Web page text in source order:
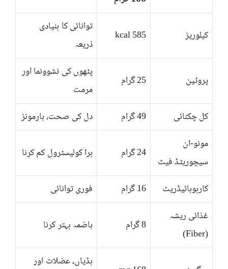
کیلوریز 585 kcal
توانائی کا بنیادی
ذریعہ
پروٹین 25 گرام
پٹھوں کی نشوونما اور
مرمت
کل چکنائی
49 گرام
دل کی صحت، ہارمونز
مونو-ان
سیچوریٹڈ فیٹ
24 گرام برا کولیسٹرول کم کرنا
کاربوہائیڈریٹ 16 گرام
فوری توانائی
غذائی ریشہ
(Fiber)
8 گرام ہاضمہ بہتر کرنا
ہڈیاں، عضلات اور